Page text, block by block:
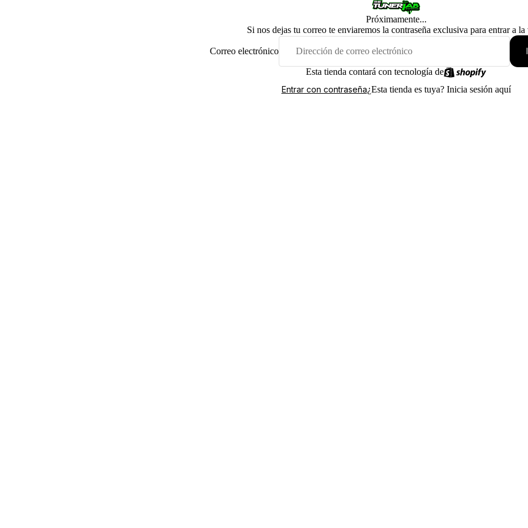
Próximamente...
Si nos dejas tu correo te enviaremos la contraseña exclusiva para entrar a la
Correo electrónico
Esta tienda contará con tecnología de
Entrar con contraseña¿Esta tienda es tuya? Inicia sesión aquí